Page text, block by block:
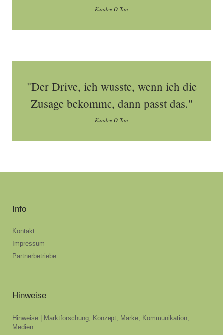
Kunden O-Ton
"Der Drive, ich wusste, wenn ich die
Zusage bekomme, dann passt das."
Kunden O-Ton
Info
Kontakt
Impressum
Partnerbetriebe
Hinweise
Hinweise | Marktforschung, Konzept, Marke, Kommunikation,
Medien